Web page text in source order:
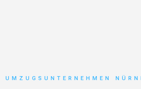
UMZUGSUNTERNEHMEN